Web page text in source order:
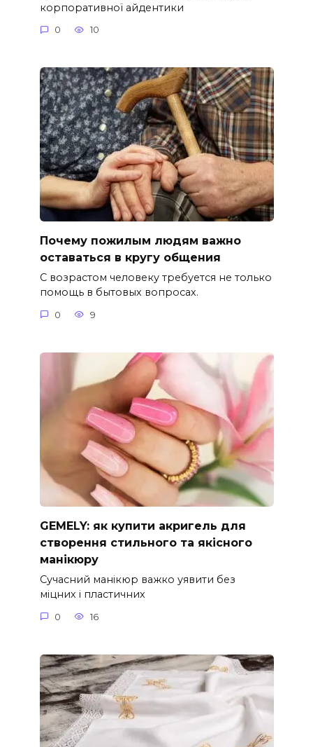
корпоративної айдентики
0 10
Почему пожилым людям важно
оставаться в кругу общения
С возрастом человеку требуется не только
помощь в бытовых вопросах.
0 9
GEMELY: як купити акригель для
створення стильного та якісного
манікюру
Сучасний манікюр важко уявити без
міцних і пластичних
0 16